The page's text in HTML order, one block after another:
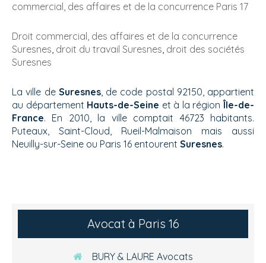
commercial, des affaires et de la concurrence Paris 17
Droit commercial, des affaires et de la concurrence
Suresnes, droit du travail Suresnes, droit des sociétés
Suresnes
La ville de Suresnes, de code postal 92150, appartient
au département Hauts-de-Seine et à la régionÎle-de-
France. En 2010, la ville comptait 46723 habitants.
Puteaux, Saint-Cloud, Rueil-Malmaison mais aussi
Neuilly-sur-Seine ou Paris 16 entourent Suresnes.
Avocat à Paris 16
BURY & LAURE Avocats